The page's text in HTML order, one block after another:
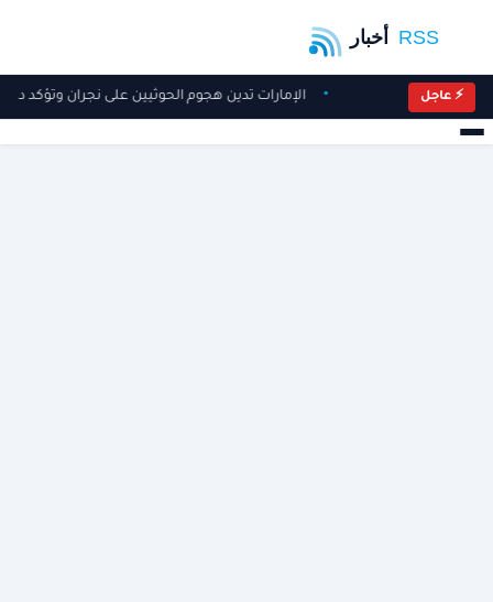
⚡ عاجل الإمارات تدين هجوم الحوثيين على نجران وتؤكد